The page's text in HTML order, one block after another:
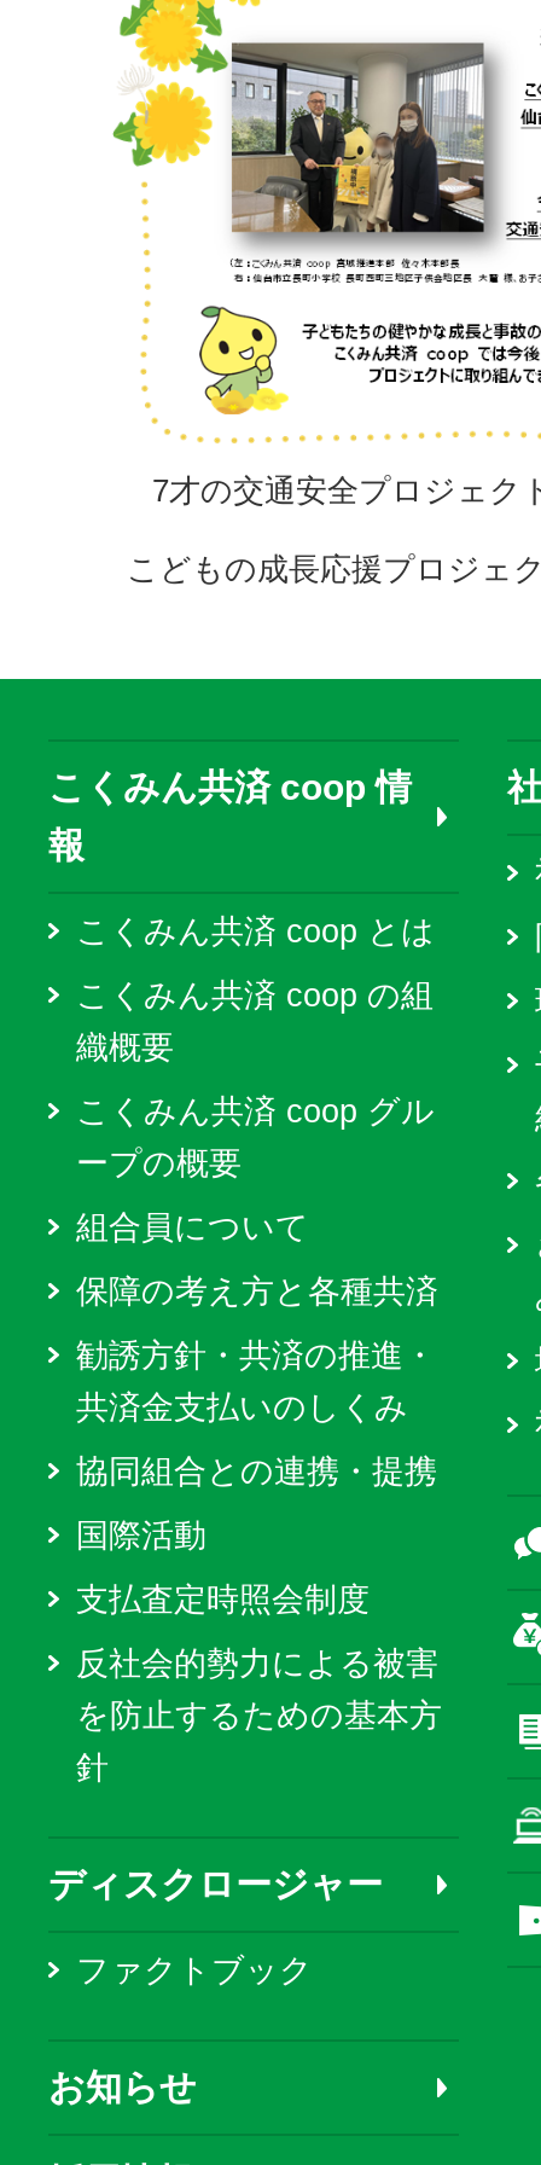
7才の交通安全プロジェク
こどもの成長応援プロジェ
こくみん共済 coop 情
報
こくみん共済 coop とは
こくみん共済 coop の組
織概要
こくみん共済 coop グル
ープの概要
組合員について
保障の考え方と各種共済
勧誘方針・共済の推進・
共済金支払いのしくみ
協同組合との連携・提携
国際活動
支払査定時照会制度
反社会的勢力による被害
を防止するための基本方
針
ディスクロージャー
ファクトブック
お知らせ